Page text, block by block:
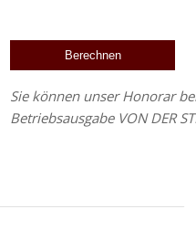
Sie können unser Honorar
Betriebsausgabe VON DER